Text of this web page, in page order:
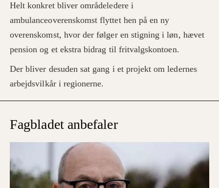
Helt konkret bliver områdeledere i
ambulanceoverenskomst flyttet hen på en ny
overenskomst, hvor der følger en stigning i løn, hævet
pension og et ekstra bidrag til fritvalgskontoen.
Der bliver desuden sat gang i et projekt om ledernes
arbejdsvilkår i regionerne.
Fagbladet anbefaler